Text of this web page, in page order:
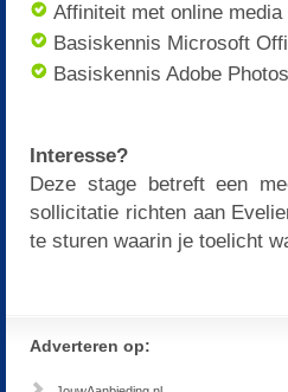
Affiniteit met online
Basiskennis Microsoft
Basiskennis Adobe
Interesse?
Deze stage betreft een
sollicitatie richten aan
te sturen waarin je toelicht
Adverteren op: